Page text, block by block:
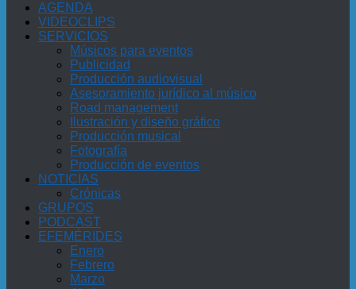
AGENDA
VIDEOCLIPS
SERVICIOS
Músicos para eventos
Publicidad
Producción audiovisual
Asesoramiento jurídico al músico
Road management
Ilustración y diseño gráfico
Producción musical
Fotografía
Producción de eventos
NOTICIAS
Crónicas
GRUPOS
PODCAST
EFEMÉRIDES
Enero
Febrero
Marzo